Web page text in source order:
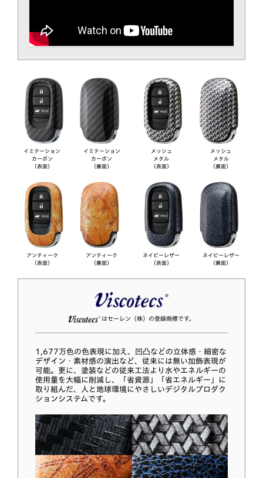
イミテーション
カーボン
（表面）
イミテーション
カーボン
（裏面）
メッシュ
メタル
（表面）
メッシュ
メタル
（裏面）
アンティーク
（表面）
アンティーク
（裏面）
ネイビーレザー
（表面）
ネイビーレザー
（裏面）
はセーレン（株）の登録商標です。
1,677万色の色表現に加え、凹凸などの立体感・細密な
デザイン・素材感の演出など、従来には無い加飾表現が
可能。更に、塗装などの従来工法より水やエネルギーの
使用量を大幅に削減し、「省資源」「省エネルギー」に
取り組んだ、人と地球環境にやさしいデジタルプロダク
ションシステムです。